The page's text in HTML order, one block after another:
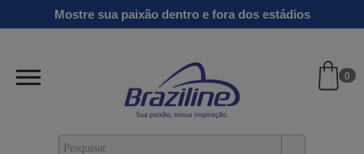
Mostre sua paixão dentro e fora dos estádios
0